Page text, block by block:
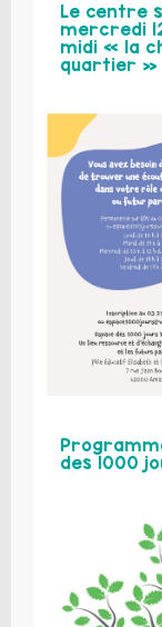
Le centre
mercredi
midi « la
quartier »
des 1000